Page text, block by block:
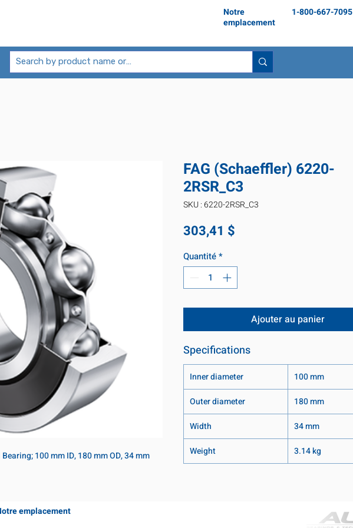
Notre
emplacement
1-800-667-7095
100 mm ID, 180 mm OD, 34 mm
FAG (Schaeffler) 6220-
2RSR_C3
SKU : 6220-2RSR_C3
303,41 $
Quantité*
Ajouter au panier
Specifications
Inner diameter
100 mm
Outer diameter
180 mm
Width
34 mm
Weight
3.14 kg
emplacement